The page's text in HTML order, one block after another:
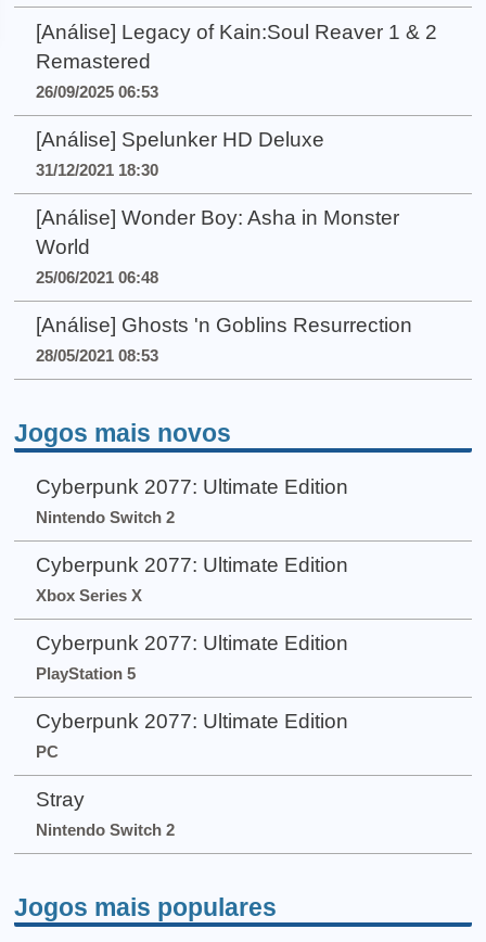
[Análise] Legacy of Kain:Soul Reaver 1 & 2
Remastered
26/09/2025 06:53
[Análise] Spelunker HD Deluxe
31/12/2021 18:30
[Análise] Wonder Boy: Asha in Monster
World
25/06/2021 06:48
[Análise] Ghosts 'n Goblins Resurrection
28/05/2021 08:53
Jogos mais novos
Cyberpunk 2077: Ultimate Edition
Nintendo Switch 2
Cyberpunk 2077: Ultimate Edition
Xbox Series X
Cyberpunk 2077: Ultimate Edition
PlayStation 5
Cyberpunk 2077: Ultimate Edition
PC
Stray
Nintendo Switch 2
Jogos mais populares